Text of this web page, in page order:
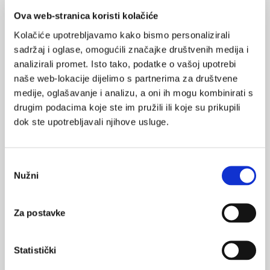
Ova web-stranica koristi kolačiće
Kolačiće upotrebljavamo kako bismo personalizirali
sadržaj i oglase, omogućili značajke društvenih medija i
analizirali promet. Isto tako, podatke o vašoj upotrebi
naše web-lokacije dijelimo s partnerima za društvene
medije, oglašavanje i analizu, a oni ih mogu kombinirati s
drugim podacima koje ste im pružili ili koje su prikupili
dok ste upotrebljavali njihove usluge.
pristanka
Nužni
Za postavke
Statistički
specijalist obiteljske medicine
specijalistički pregled
VEZANI SADRŽAJ
zdravstva
Preventivom do boljeg zdravlja nacije
01.11.2023.